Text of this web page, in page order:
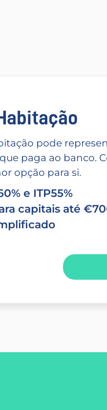
pode
paga ao banco.
opção para si.
e ITP55%
capitais até